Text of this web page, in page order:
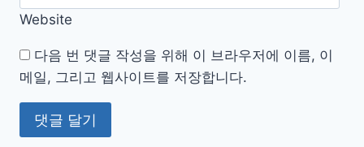
Website
다음 번 댓글 작성을 위해 이 브라우저에 이름, 이
메일, 그리고 웹사이트를 저장합니다.